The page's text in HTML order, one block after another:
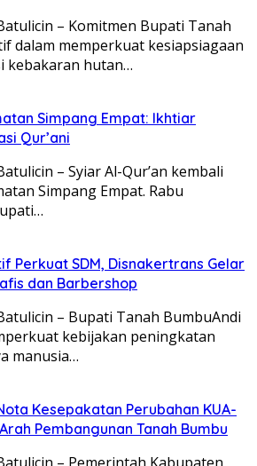
– Komitmen Bupati Tanah
dalam memperkuat kesiapsiagaan
kebakaran hutan…
Simpang Empat: Ikhtiar
Qur’ani
– Syiar Al-Qur’an kembali
Simpang Empat. Rabu
Perkuat SDM, Disnakertrans Gelar
dan Barbershop
– Bupati Tanah BumbuAndi
kebijakan peningkatan
manusia…
Kesepakatan Perubahan KUA-
Pembangunan Tanah Bumbu